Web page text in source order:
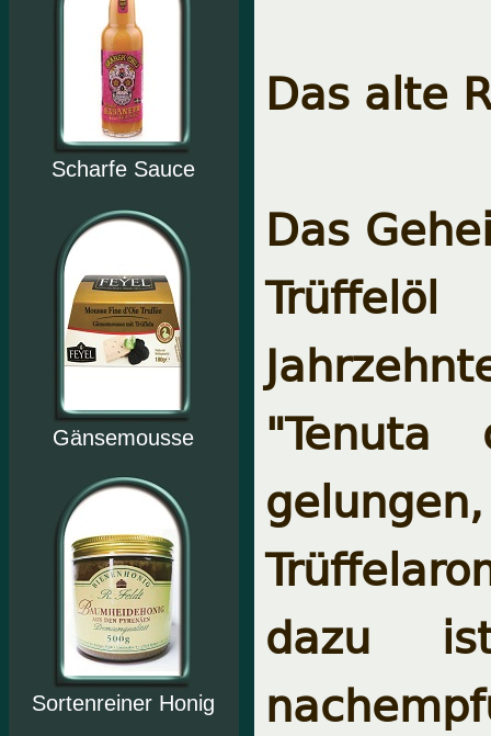
Scharfe Sauce
Gänsemousse
Sortenreiner Honig
Das alte
Das
"Tenuta
dazu